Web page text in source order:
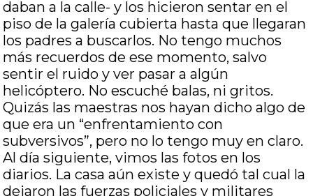
daban a la calle- y los hicieron sentar en el
piso de la galería cubierta hasta que llegaran
los padres a buscarlos. No tengo muchos
más recuerdos de ese momento, salvo
sentir el ruido y ver pasar a algún
helicóptero. No escuché balas, ni gritos.
Quizás las maestras nos hayan dicho algo de
que era un “enfrentamiento con
subversivos”, pero no lo tengo muy en claro.
Al día siguiente, vimos las fotos en los
diarios. La casa aún existe y quedó tal cual la
dejaron las fuerzas policiales y militares